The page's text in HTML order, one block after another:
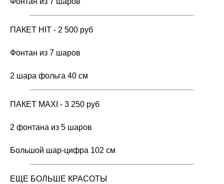
ПАКЕТ HIT - 2 500 руб
Фонтан из 7 шаров
2 шара фольга 40 см
ПАКЕТ MAXI - 3 250 руб
2 фонтана из 5 шаров
Большой шар-цифра 102 см
ЕЩЕ БОЛЬШЕ КРАСОТЫ